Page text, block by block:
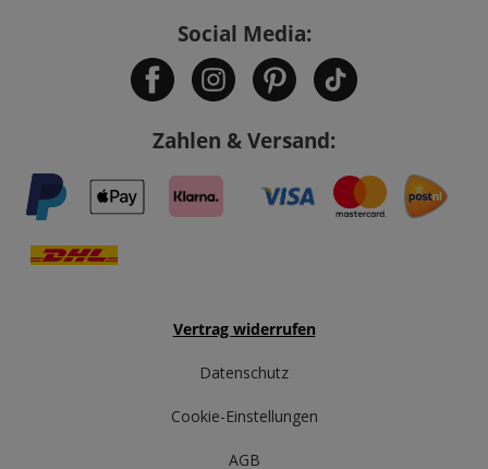
Social Media:
Zahlen & Versand:
Vertrag widerrufen
Datenschutz
Cookie-Einstellungen
AGB